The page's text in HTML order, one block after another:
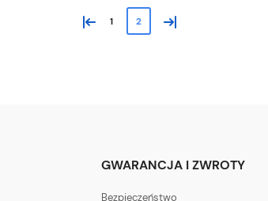
« 1 2 »
GWARANCJA I ZWROTY
Bezpieczeństwo